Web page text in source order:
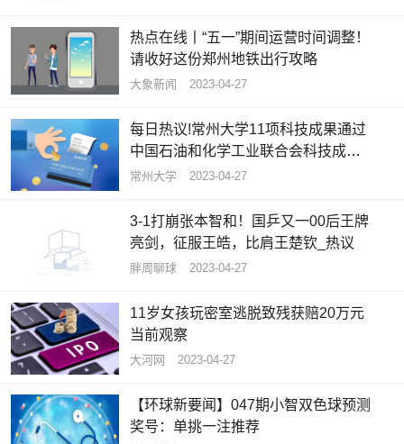
热点在线丨“五一”期间运营时间调整！
请收好这份郑州地铁出行攻略
大象新闻 2023-04-27
每日热议!常州大学11项科技成果通过
中国石油和化学工业联合会科技成果
鉴定
常州大学 2023-04-27
3-1打崩张本智和！国乒又一00后王牌
亮剑，征服王皓，比肩王楚钦_热议
胖周聊球 2023-04-27
11岁女孩玩密室逃脱致残获赔20万元
当前观察
大河网 2023-04-27
【环球新要闻】047期小智双色球预测
奖号：单挑一注推荐